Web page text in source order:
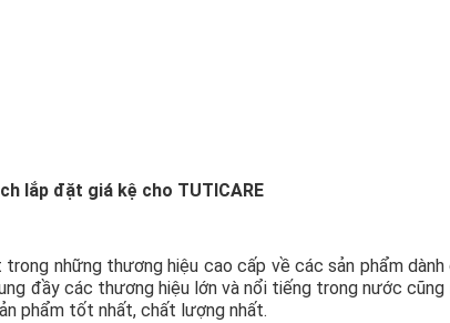
lắp đặt giá kệ cho TUTICARE
những thương hiệu cao cấp về các sản phẩm
đầy các thương hiệu lớn và nổi tiếng trong nước
phẩm tốt nhất, chất lượng nhất.